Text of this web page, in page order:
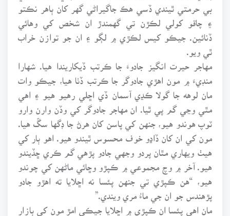
بي حرمتي ٿيندي ڏسي هڪ جاگيراڻي گهر کان ٻاهر نڪتو
۽ چاقو کولي لڪڙن تي گهمندڙ ان شخص کي وهائي
ڏنائين. جيڪو کيس لڪڙي ۾ لڳو ۽ ان جو توازن خراب
مهاجر حيرت انگيز جادوءَ جا ڪرتب ڏيکاريندا هيا. شهارا
منڊيءَ ۾ مون اهڙي جادوگر جا ڪرتب ڏٺا هيا، جيڪو وات
مان لوهه جا گولا ڪڍي آسمان ڏي اڇلي رهيو هيو ۽ اهي
مٿي وڃي گم پي ٿيا. ان مهاجر جادوگر کي وڏن وارن وارو
ٽوپ هوندو هيو، جنهن کي پاسن کان هرڻ جا ڊگها سڱ هيا.
مون کي ان کان ڏاڍو خوف محسوس ٿيندو هيو. اهو ٻار کي
هيٺ ويهاري مٿان پردو وجهي جادو پڙهي گم ڪري ڇڏيندو
هيو. آخر ۾ وچ مجموعي ۾ ڪپڙو وڇائي ماڻهن کي چوندو
هيو، “هن ڪپڙي تي جنهن پئسا نه اڇلايا ته اهڙو جادو
پڙهندس جو ان جي ماءُ مري ويندي.”
مان اهي پئسا ان ڪپڙي ۾ اڇلايا جيڪي امڙ مون کي بازار